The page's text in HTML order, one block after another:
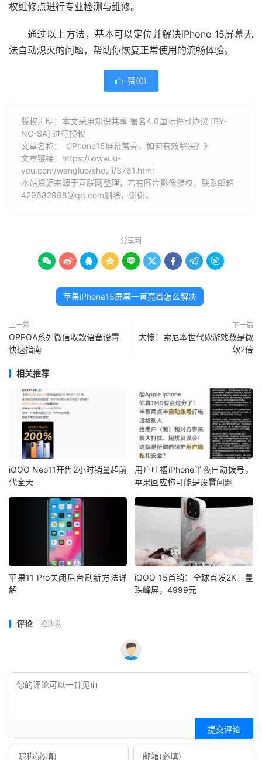
权维修点进行专业检测与维修。
通过以上方法，基本可以定位并解决iPhone 15屏幕无
法自动熄灭的问题，帮助你恢复正常使用的流畅体验。
 赞(0)
版权声明：本文采用知识共享 署名4.0国际许可协议 [BY-
NC-SA] 进行授权
文章名称：《iPhone15屏幕常亮，如何有效解决？》
文章链接： https://www.lu-
you.com/wangluo/shouji/3761.html
本站资源来源于互联网整理，若有图片影像侵权，联系邮箱
429682998@qq.com删除，谢谢。
分享到
        
苹果iPhone15屏幕一直亮着怎么解决
上一篇
OPPOA系列微信收款语音设置
快速指南
下一篇
太惨！索尼本世代砍游戏数是微
软2倍
相关推荐
iQOO Neo11开售2小时销量超前
代全天
用户吐槽iPhone半夜自动拨号，
苹果回应称可能是设置问题
苹果11 Pro关闭后台刷新方法详
解
iQOO 15首销：全球首发2K三星
珠峰屏，4999元
评论 抢沙发
提交评论